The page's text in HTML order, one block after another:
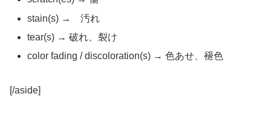
stain(s) → 汚れ
tear(s) → 破れ、裂け
color fading / discoloration(s) → 色あせ、褪色
[/aside]